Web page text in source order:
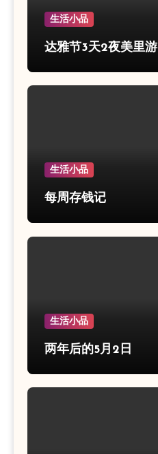
生活小品
达雅节3天2夜美里游
生活小品
每周存钱记
生活小品
两年后的5月2日